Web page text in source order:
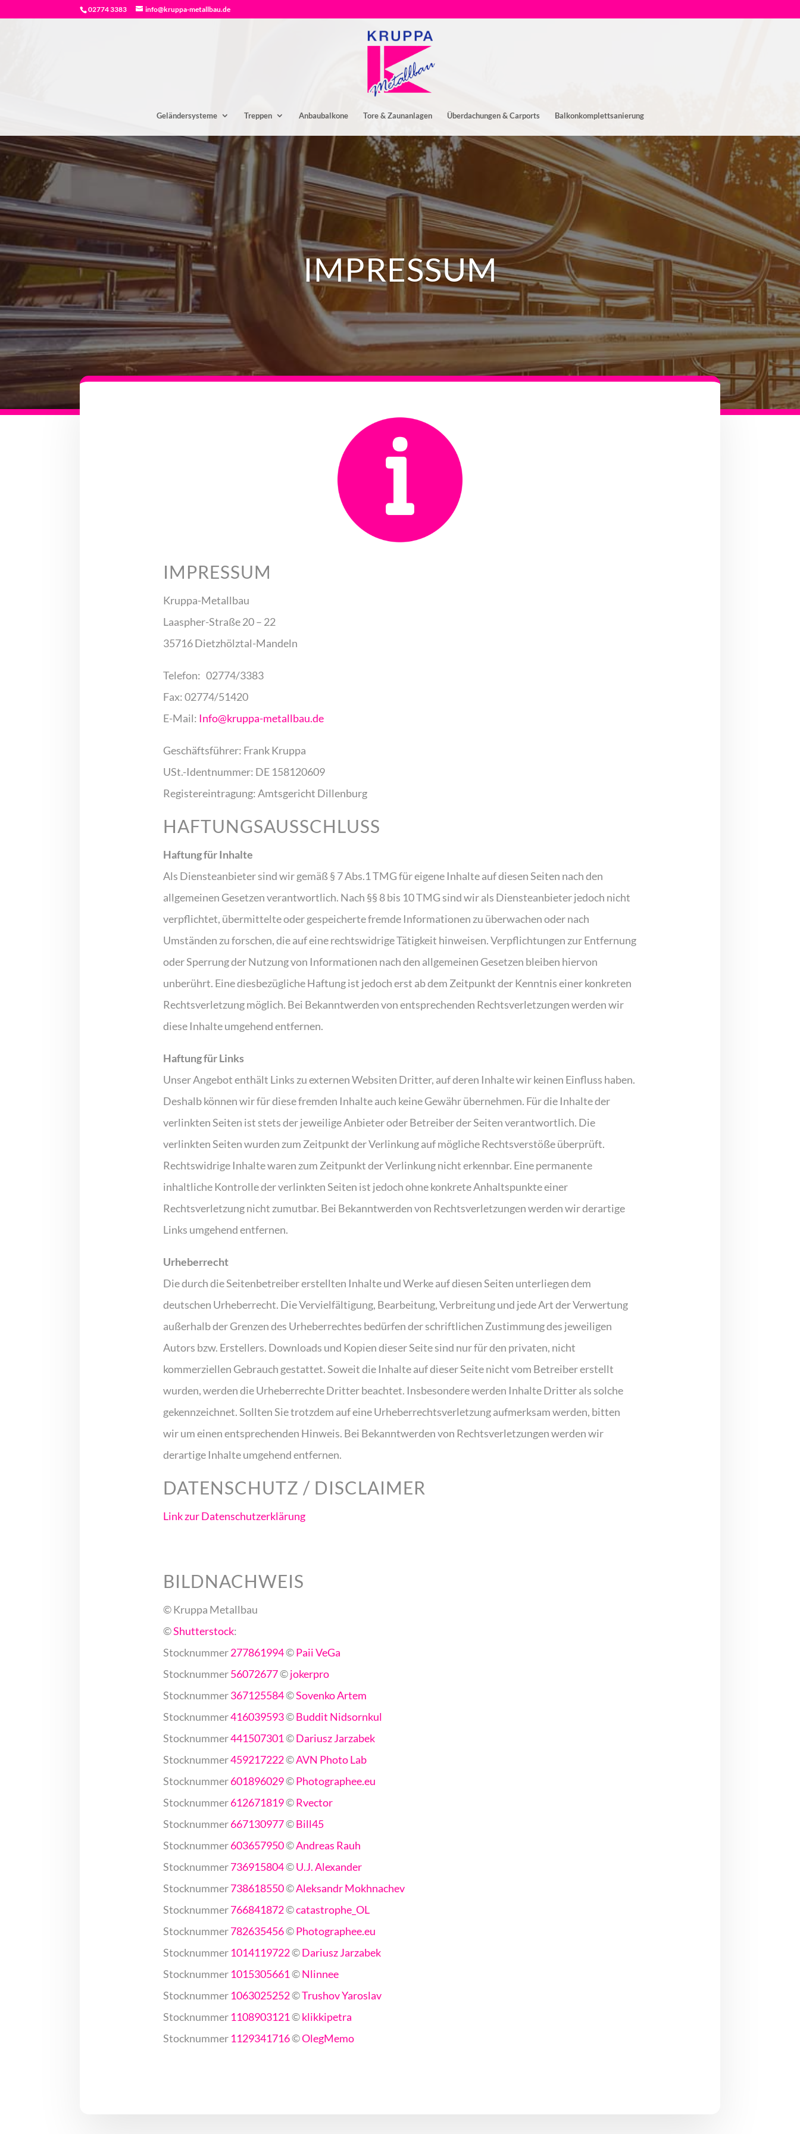
02774 3383 info@kruppa-metallbau.de
Geländersysteme Treppen Anbaubalkone Tore & Zaunanlagen Überdachungen & Carports Balkonkomplettsanierung
IMPRESSUM
IMPRESSUM
Kruppa-Metallbau
Laaspher-Straße 20 – 22
35716 Dietzhölztal-Mandeln
Telefon: 02774/3383
Fax: 02774/51420
E-Mail: Info@kruppa-metallbau.de
Geschäftsführer: Frank Kruppa
USt.-Identnummer: DE 158120609
Registereintragung: Amtsgericht Dillenburg
HAFTUNGSAUSSCHLUSS
Haftung für Inhalte
Als Diensteanbieter sind wir gemäß § 7 Abs.1 TMG für eigene Inhalte auf diesen Seiten nach den
allgemeinen Gesetzen verantwortlich. Nach §§ 8 bis 10 TMG sind wir als Diensteanbieter jedoch nicht
verpflichtet, übermittelte oder gespeicherte fremde Informationen zu überwachen oder nach
Umständen zu forschen, die auf eine rechtswidrige Tätigkeit hinweisen. Verpflichtungen zur Entfernung
oder Sperrung der Nutzung von Informationen nach den allgemeinen Gesetzen bleiben hiervon
unberührt. Eine diesbezügliche Haftung ist jedoch erst ab dem Zeitpunkt der Kenntnis einer konkreten
Rechtsverletzung möglich. Bei Bekanntwerden von entsprechenden Rechtsverletzungen werden wir
diese Inhalte umgehend entfernen.
Haftung für Links
Unser Angebot enthält Links zu externen Websiten Dritter, auf deren Inhalte wir keinen Einfluss haben.
Deshalb können wir für diese fremden Inhalte auch keine Gewähr übernehmen. Für die Inhalte der
verlinkten Seiten ist stets der jeweilige Anbieter oder Betreiber der Seiten verantwortlich. Die
verlinkten Seiten wurden zum Zeitpunkt der Verlinkung auf mögliche Rechtsverstöße überprüft.
Rechtswidrige Inhalte waren zum Zeitpunkt der Verlinkung nicht erkennbar. Eine permanente
inhaltliche Kontrolle der verlinkten Seiten ist jedoch ohne konkrete Anhaltspunkte einer
Rechtsverletzung nicht zumutbar. Bei Bekanntwerden von Rechtsverletzungen werden wir derartige
Links umgehend entfernen.
Urheberrecht
Die durch die Seitenbetreiber erstellten Inhalte und Werke auf diesen Seiten unterliegen dem
deutschen Urheberrecht. Die Vervielfältigung, Bearbeitung, Verbreitung und jede Art der Verwertung
außerhalb der Grenzen des Urheberrechtes bedürfen der schriftlichen Zustimmung des jeweiligen
Autors bzw. Erstellers. Downloads und Kopien dieser Seite sind nur für den privaten, nicht
kommerziellen Gebrauch gestattet. Soweit die Inhalte auf dieser Seite nicht vom Betreiber erstellt
wurden, werden die Urheberrechte Dritter beachtet. Insbesondere werden Inhalte Dritter als solche
gekennzeichnet. Sollten Sie trotzdem auf eine Urheberrechtsverletzung aufmerksam werden, bitten
wir um einen entsprechenden Hinweis. Bei Bekanntwerden von Rechtsverletzungen werden wir
derartige Inhalte umgehend entfernen.
DATENSCHUTZ / DISCLAIMER
Link zur Datenschutzerklärung
BILDNACHWEIS
© Kruppa Metallbau
©Shutterstock:
Stocknummer277861994©Paii VeGa
Stocknummer56072677©jokerpro
Stocknummer367125584©Sovenko Artem
Stocknummer416039593©Buddit Nidsornkul
Stocknummer441507301©Dariusz Jarzabek
Stocknummer459217222©AVN Photo Lab
Stocknummer601896029©Photographee.eu
Stocknummer612671819©Rvector
Stocknummer667130977©Bill45
Stocknummer603657950©Andreas Rauh
Stocknummer736915804©U.J. Alexander
Stocknummer738618550©Aleksandr Mokhnachev
Stocknummer766841872©catastrophe_OL
Stocknummer782635456©Photographee.eu
Stocknummer 1014119722©Dariusz Jarzabek
Stocknummer 1015305661©Nlinnee
Stocknummer 1063025252©Trushov Yaroslav
Stocknummer 1108903121©klikkipetra
Stocknummer 1129341716©OlegMemo